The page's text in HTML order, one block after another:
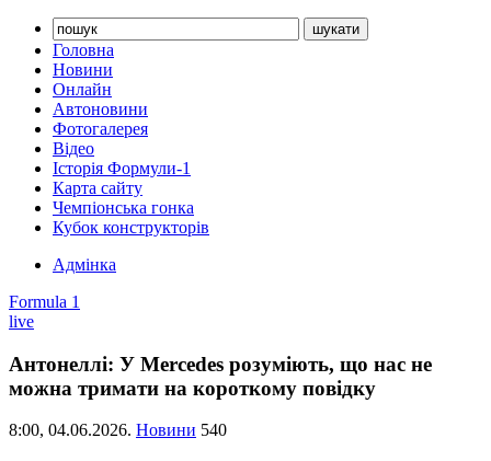
Головна
Новини
Онлайн
Автоновини
Фотогалерея
Відео
Історія Формули-1
Карта сайту
Чемпіонська гонка
Кубок конструкторів
Адмінка
Formula 1
live
Антонеллі: У Mercedes розуміють, що нас не
можна тримати на короткому повідку
8:00, 04.06.2026. Новини 540